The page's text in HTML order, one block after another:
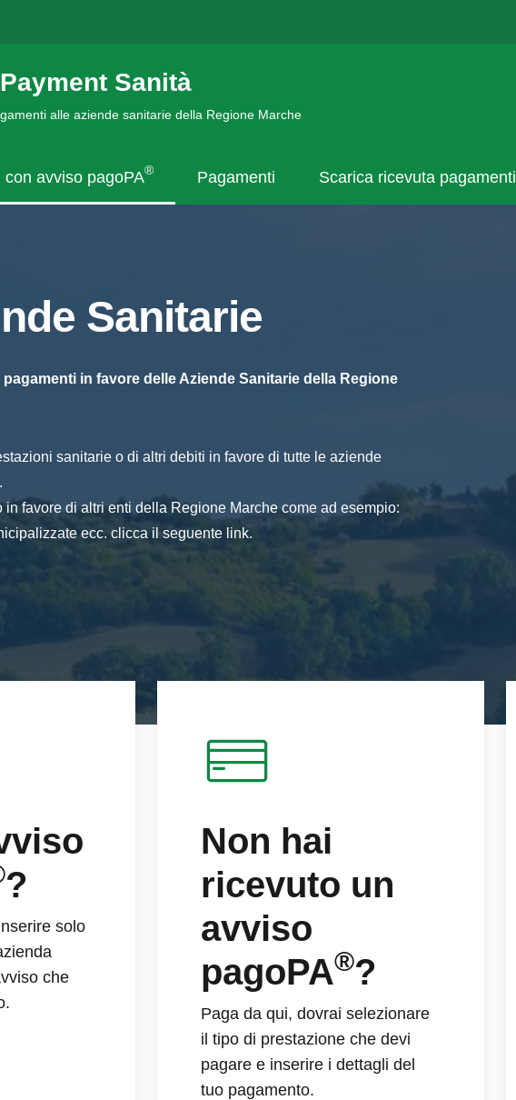
Sanità
alle aziende sanitarie della Regione Marche
con avviso pagoPA® Pagamenti Scarica ricevuta pagamenti
Sanitarie
in favore delle Aziende Sanitarie della Regione
sanitarie o di altri debiti in favore di tutte le aziende
favore di altri enti della Regione Marche come ad esempio:
ecc. clicca il seguente link.
?
solo
che
Non hai
ricevuto un
avviso
pagoPA®?
Paga da qui, dovrai selezionare
il tipo di prestazione che devi
pagare e inserire i dettagli del
tuo pagamento.